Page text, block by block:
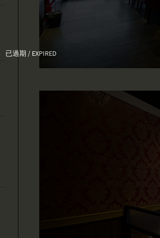
已過期 / EXPIRED